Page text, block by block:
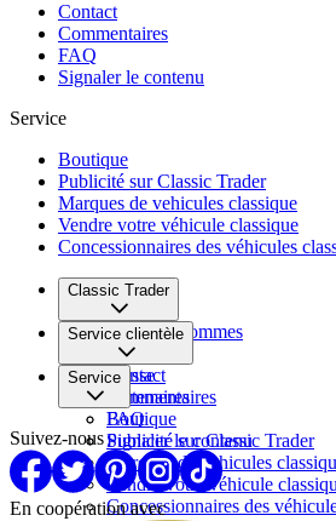
Contact
Commentaires
FAQ
Signaler le contenu
Service
Boutique
Publicité sur Classic Trader
Marques de vehicules classique
Vendre votre véhicule classique
Concessionnaires des véhicules
Classic Trader
Qui nous sommes
Carrière
Presse
Partenaires
Service clientèle
Contact
Commentaires
FAQ
Signaler le contenu
Service
Boutique
Publicité sur Classic Trader
Marques de vehicules
Vendre votre véhicule
Concessionnaires des
Suivez-nous
En coopération avec